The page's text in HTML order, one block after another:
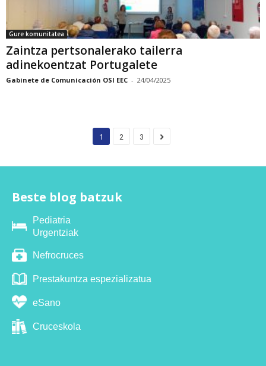
Gure komunitatea
Zaintza pertsonalerako tailerra
adinekoentzat Portugalete
Gabinete de Comunicación OSI EEC - 24/04/2025
1 2 3
Beste blog batzuk
Pediatria
Urgentziak
Nefrocruces
Prestakuntza espezializatua
eSano
Cruceskola